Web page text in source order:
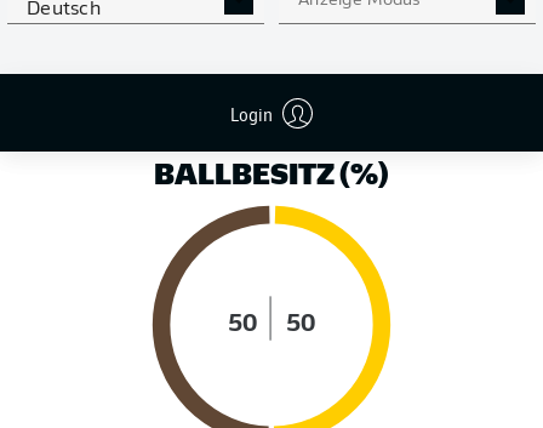
Deutsch
Login
LAUFDISTANZ (KM)
BALLBESITZ (%)
50 50